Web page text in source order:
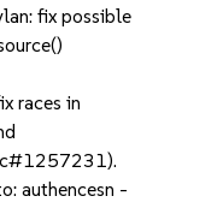
fix possible
races in
authencesn -